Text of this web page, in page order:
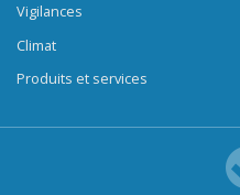
Vigilances
Climat
Produits et services